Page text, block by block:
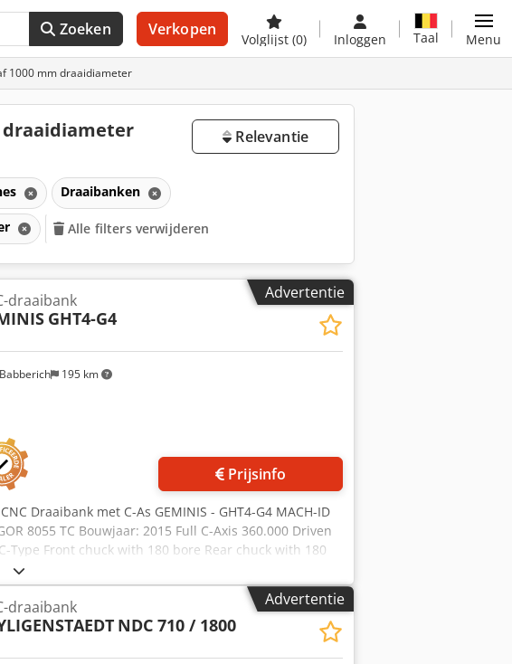
Zoeken Verkopen
Volglijst (0) Inloggen Taal Menu
1000 mm draaidiameter
draaidiameter
Relevantie
Draaibanken
Alle filters verwijderen
Advertentie
195 km
draaibank
GHT4-G4
Prijsinfo
Draaibank met C-As GEMINIS - GHT4-G4 MACH-ID
8055 TC Bouwjaar: 2015 Full C-Axis 360.000 Driven
Front chuck with 180 bore Rear chuck with 180
X-as bereik: 450mm Z-as bereik: 4200mm
Gereedschapswisselaar: 8 Toeren aangedreven
Opname tegencenter: 5Mk Slag
8200mm Breedte: 3200mm Crsdpfowzh Eqsx Anvjf
Advertentie
draaibank
NDC 710 / 1800